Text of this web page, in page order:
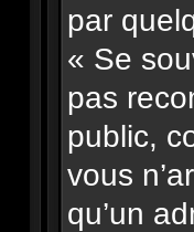
par
« Se
pas
public,
vous
qu’un